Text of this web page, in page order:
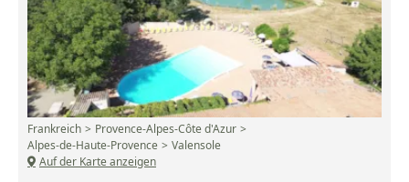
Frankreich
Provence-Alpes-Côte d'Azur
Alpes-de-Haute-Provence
Valensole
Auf der Karte anzeigen